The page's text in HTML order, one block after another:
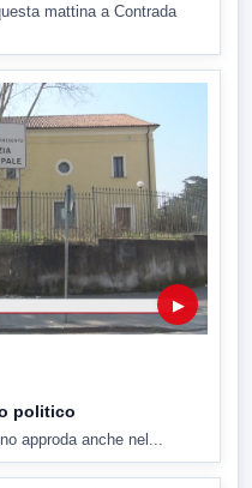
mattina a Contrada
▶
politico
approda anche nel...